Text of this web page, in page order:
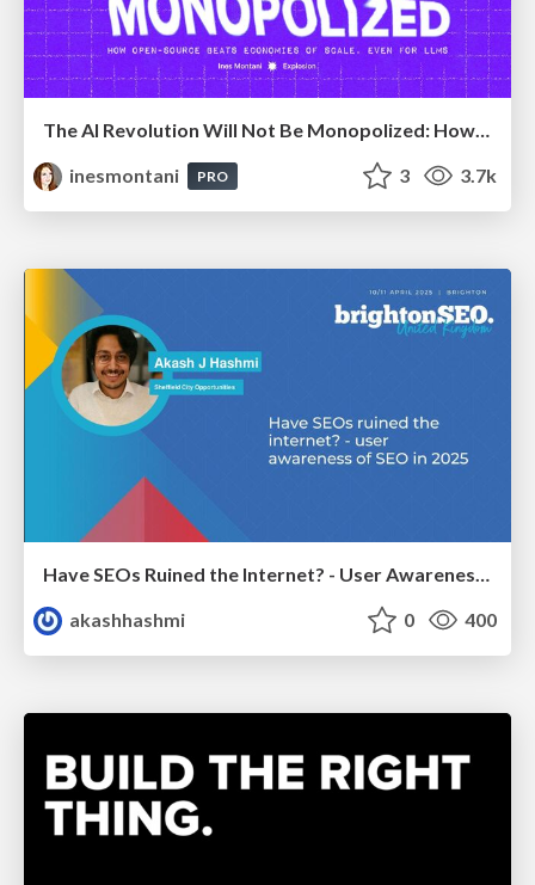
inesmontani
PRO 3 3.7k
Have SEOs Ruined the Internet? - User Awareness of SEO in 2025
akashhashmi
0 400